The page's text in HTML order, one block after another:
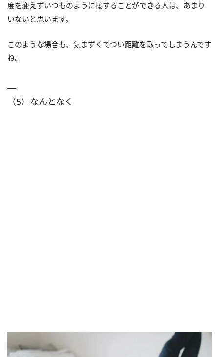
度を変えずいつものように接することができる人は、あまり
いないと思います。
このような場合も、気まずくてつい距離を取ってしまうんです
ね。
（5）なんとなく